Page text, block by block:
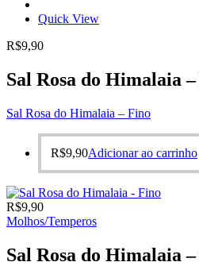
Quick View
R$9,90
Sal Rosa do Himalaia
Sal Rosa do Himalaia – Fino
R$9,90Adicionar ao carrinho
R$9,90
Molhos/Temperos
Sal Rosa do Himalaia